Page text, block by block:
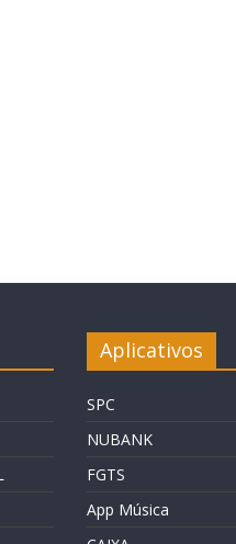
Aplicativos
SPC
NUBANK
FGTS
App Música